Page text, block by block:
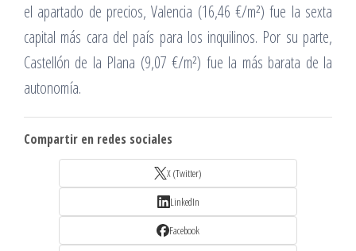
el apartado de precios, Valencia (16,46 €/m²) fue la sexta
capital más cara del país para los inquilinos. Por su parte,
Castellón de la Plana (9,07 €/m²) fue la más barata de la
autonomía.
Compartir en redes sociales
X (Twitter)
LinkedIn
Facebook